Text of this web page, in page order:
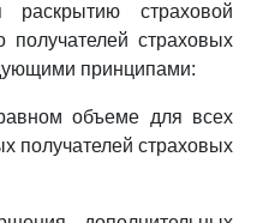
страховой
получателей страховых
принципами:
объеме для всех
получателей страховых